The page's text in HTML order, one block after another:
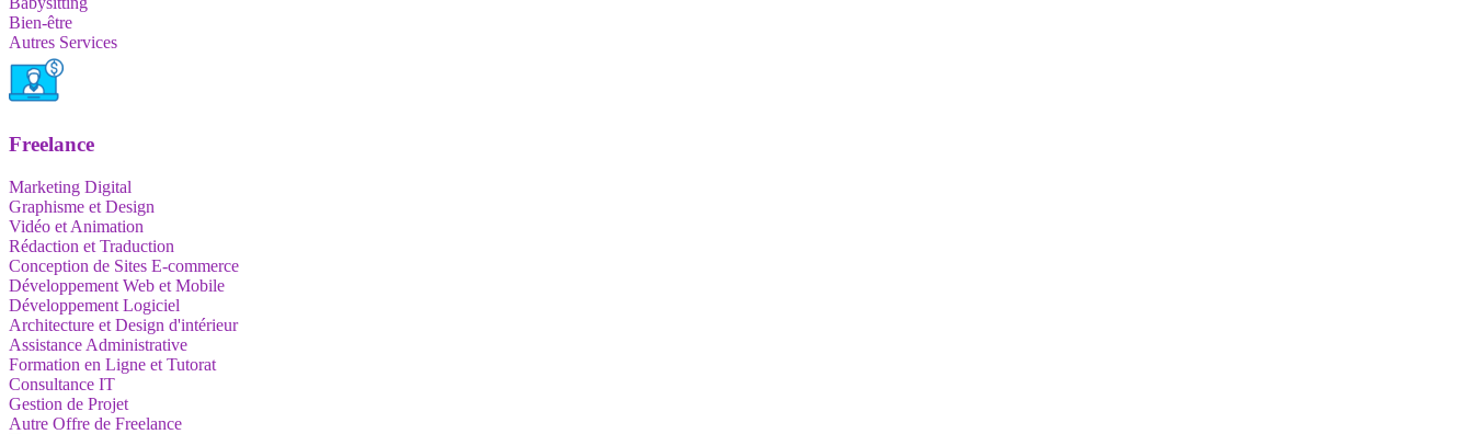
Bien-être
Autres Services
Freelance
Marketing Digital
Graphisme et Design
Vidéo et Animation
Rédaction et Traduction
Conception de Sites E-commerce
Développement Web et Mobile
Développement Logiciel
Architecture et Design d'intérieur
Assistance Administrative
Formation en Ligne et Tutorat
Consultance IT
Gestion de Projet
Autre Offre de Freelance